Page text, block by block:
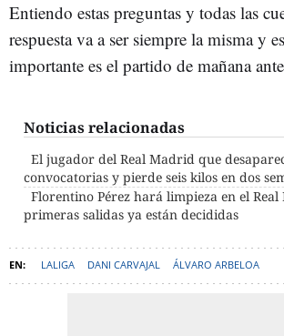
Entiendo estas preguntas y todas las
respuesta va a ser siempre la misma y
importante es el partido de mañana
Noticias relacionadas
El jugador del Real Madrid que
convocatorias y pierde seis kilos en dos
Florentino Pérez hará limpieza en el
primeras salidas ya están decididas
LALIGA DANI CARVAJAL ÁLVARO ARBELOA